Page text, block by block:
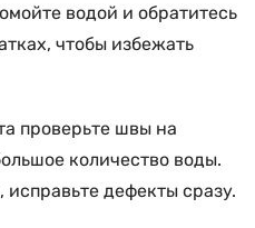
водой и обратитесь
чтобы избежать
проверьте швы на
количество воды.
дефекты сразу.